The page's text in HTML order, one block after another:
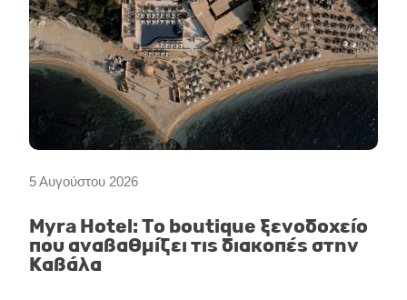
5 Αυγούστου 2026
Myra Hotel: Το boutique ξενοδοχείο
που αναβαθμίζει τις διακοπές στην
Καβάλα